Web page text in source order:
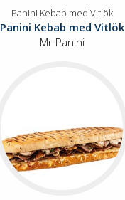
Panini Kebab med Vitlök
Panini Kebab med Vitlök
Mr Panini